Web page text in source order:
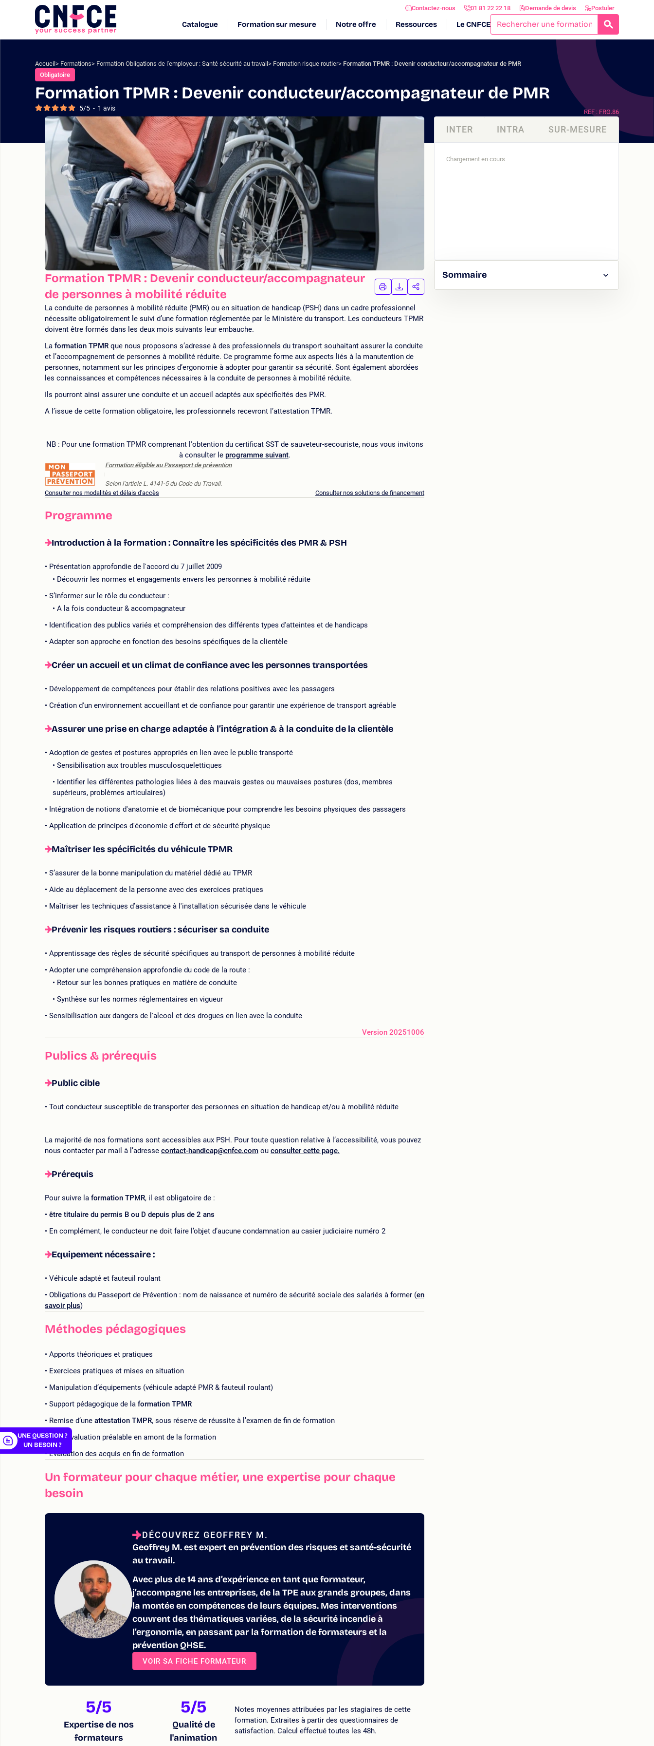
Aller
Logo
site
Contactez-nous 01 81 22 22 18 Demande de devis Postuler
Catalogue Formation sur mesure Notre offre Ressources Le CNFCE
Accueil Formations Formation Obligations de l'employeur : Santé sécurité au travail Formation risque routier
Formation TPMR : Devenir conducteur/accompagnateur de PMR
Obligatoire
Formation TPMR : Devenir conducteur/accompagnateur de PMR
5/5 - 1 avis
Formation TPMR : Devenir conducteur/accompagnateur
de personnes à mobilité réduite
IMPRIMER
LA
FORMATION
TÉLÉCHARGER
LA
FORMATION
PARTAGER
La conduite de personnes à mobilité réduite (PMR) ou en situation de handicap (PSH) dans un cadre professionnel
nécessite obligatoirement le suivi d’une formation réglementée par le Ministère du transport. Les conducteurs TPMR
doivent être formés dans les deux mois suivants leur embauche.
La formation TPMR que nous proposons s’adresse à des professionnels du transport souhaitant assurer la conduite
et l’accompagnement de personnes à mobilité réduite. Ce programme forme aux aspects liés à la manutention de
personnes, notamment sur les principes d’ergonomie à adopter pour garantir sa sécurité. Sont également abordées
les connaissances et compétences nécessaires à la conduite de personnes à mobilité réduite.
Ils pourront ainsi assurer une conduite et un accueil adaptés aux spécificités des PMR.
A l’issue de cette formation obligatoire, les professionnels recevront l’attestation TPMR.
NB : Pour une formation TPMR comprenant l'obtention du certificat SST de sauveteur-secouriste, nous vous invitons
à consulter le programme suivant.
Formation éligible au Passeport de prévention
Selon l'article L. 4141-5 du Code du Travail.
Consulter nos modalités et délais d'accès
Consulter nos solutions de financement
Programme
Introduction à la formation : Connaître les spécificités des PMR & PSH
Présentation approfondie de l'accord du 7 juillet 2009
Découvrir les normes et engagements envers les personnes à mobilité réduite
S’informer sur le rôle du conducteur :
A la fois conducteur & accompagnateur
Identification des publics variés et compréhension des différents types d'atteintes et de handicaps
Adapter son approche en fonction des besoins spécifiques de la clientèle
Créer un accueil et un climat de confiance avec les personnes transportées
Développement de compétences pour établir des relations positives avec les passagers
Création d'un environnement accueillant et de confiance pour garantir une expérience de transport agréable
Assurer une prise en charge adaptée à l’intégration & à la conduite de la clientèle
Adoption de gestes et postures appropriés en lien avec le public transporté
Sensibilisation aux troubles musculosquelettiques
Identifier les différentes pathologies liées à des mauvais gestes ou mauvaises postures (dos, membres
supérieurs, problèmes articulaires)
Intégration de notions d'anatomie et de biomécanique pour comprendre les besoins physiques des passagers
Application de principes d'économie d'effort et de sécurité physique
Maîtriser les spécificités du véhicule TPMR
S’assurer de la bonne manipulation du matériel dédié au TPMR
Aide au déplacement de la personne avec des exercices pratiques
Maîtriser les techniques d’assistance à l'installation sécurisée dans le véhicule
Prévenir les risques routiers : sécuriser sa conduite
Apprentissage des règles de sécurité spécifiques au transport de personnes à mobilité réduite
Adopter une compréhension approfondie du code de la route :
Retour sur les bonnes pratiques en matière de conduite
Synthèse sur les normes réglementaires en vigueur
Sensibilisation aux dangers de l'alcool et des drogues en lien avec la conduite
Version 20251006
Publics & prérequis
Public cible
Tout conducteur susceptible de transporter des personnes en situation de handicap et/ou à mobilité réduite
La majorité de nos formations sont accessibles aux PSH. Pour toute question relative à l’accessibilité, vous pouvez
nous contacter par mail à l’adresse contact-handicap@cnfce.com ou consulter cette page.
Prérequis
Pour suivre la formation TPMR, il est obligatoire de :
être titulaire du permis B ou D depuis plus de 2 ans
En complément, le conducteur ne doit faire l’objet d’aucune condamnation au casier judiciaire numéro 2
Equipement nécessaire :
Véhicule adapté et fauteuil roulant
Obligations du Passeport de Prévention : nom de naissance et numéro de sécurité sociale des salariés à former (en
savoir plus)
Méthodes pédagogiques
Apports théoriques et pratiques
Exercices pratiques et mises en situation
Manipulation d’équipements (véhicule adapté PMR & fauteuil roulant)
Support pédagogique de la formation TPMR
Remise d’une attestation TMPR, sous réserve de réussite à l’examen de fin de formation
Auto évaluation préalable en amont de la formation
Évaluation des acquis en fin de formation
Un formateur pour chaque métier, une expertise pour chaque
besoin
DÉCOUVREZ GEOFFREY M.
Geoffrey M. est expert en prévention des risques et santé-sécurité
au travail.
Avec plus de 14 ans d’expérience en tant que formateur,
j’accompagne les entreprises, de la TPE aux grands groupes, dans
la montée en compétences de leurs équipes. Mes interventions
couvrent des thématiques variées, de la sécurité incendie à
l’ergonomie, en passant par la formation de formateurs et la
prévention QHSE.
VOIR SA FICHE FORMATEUR
5/5
Expertise de nos
formateurs
5/5
Qualité de
l'animation
Notes moyennes attribuées par les stagiaires de cette
formation. Extraites à partir des questionnaires de
satisfaction. Calcul effectué toutes les 48h.
REF : FRG.86
INTER INTRA SUR-MESURE
Sommaire
UNE QUESTION ?
UN BESOIN ?